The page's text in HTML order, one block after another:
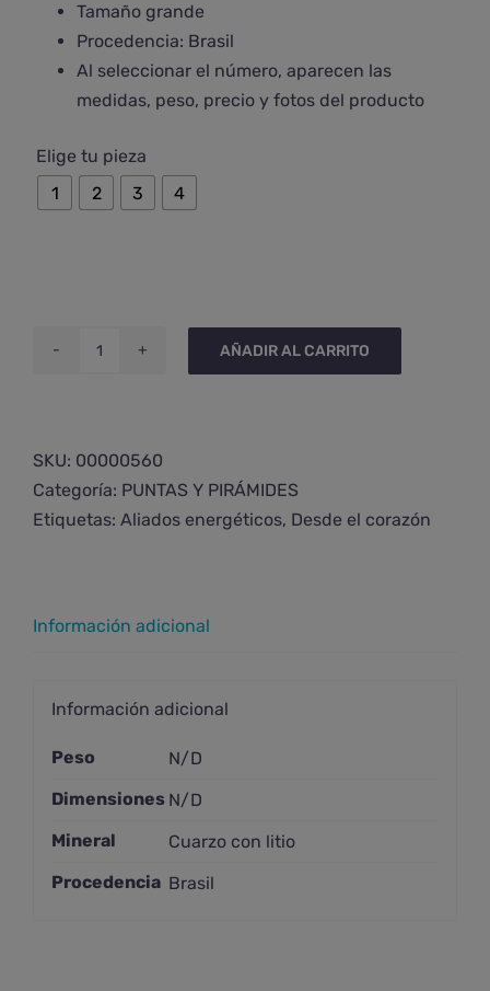
Tamaño grande
Procedencia: Brasil
Al seleccionar el número, aparecen las
medidas, peso, precio y fotos del producto
Elige tu pieza
1 2 3 4
con
litio
extra
AÑADIR AL CARRITO
SKU: 00000560
Categoría: PUNTAS Y PIRÁMIDES
Etiquetas: Aliados energéticos, Desde el corazón
Información adicional
Información adicional
Peso
N/D
Dimensiones N/D
Mineral
Cuarzo con litio
Procedencia Brasil